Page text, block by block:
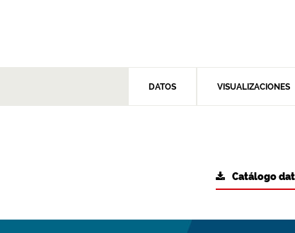
DATOS VISUALIZACIONES
Catálogo